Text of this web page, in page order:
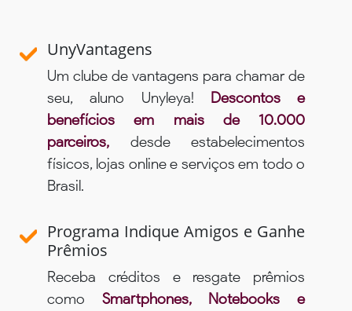
UnyVantagens
Um clube de vantagens para chamar de
seu, aluno Unyleya! Descontos e
benefícios em mais de 10.000
parceiros, desde estabelecimentos
físicos, lojas online e serviços em todo o
Brasil.
Programa Indique Amigos e Ganhe
Prêmios
Receba créditos e resgate prêmios
como Smartphones, Notebooks e